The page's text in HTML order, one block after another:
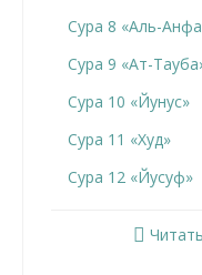
Сура 8 «Аль-
Сура 9 «Ат-
Сура 10 «Йунус»
Сура 11 «Худ»
Сура 12 «Йусуф»